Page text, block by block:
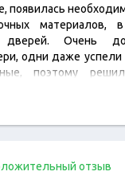
появилась
дверей. Очень
одни даже успели
поэтому
две двери и
Красивый
интерьер.отзыв